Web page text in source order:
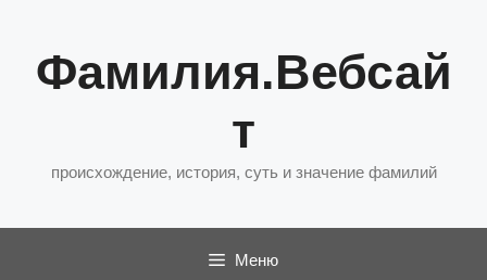
содержимому
Фамилия.Вебсай
т
происхождение, история, суть и значение фамилий
Меню